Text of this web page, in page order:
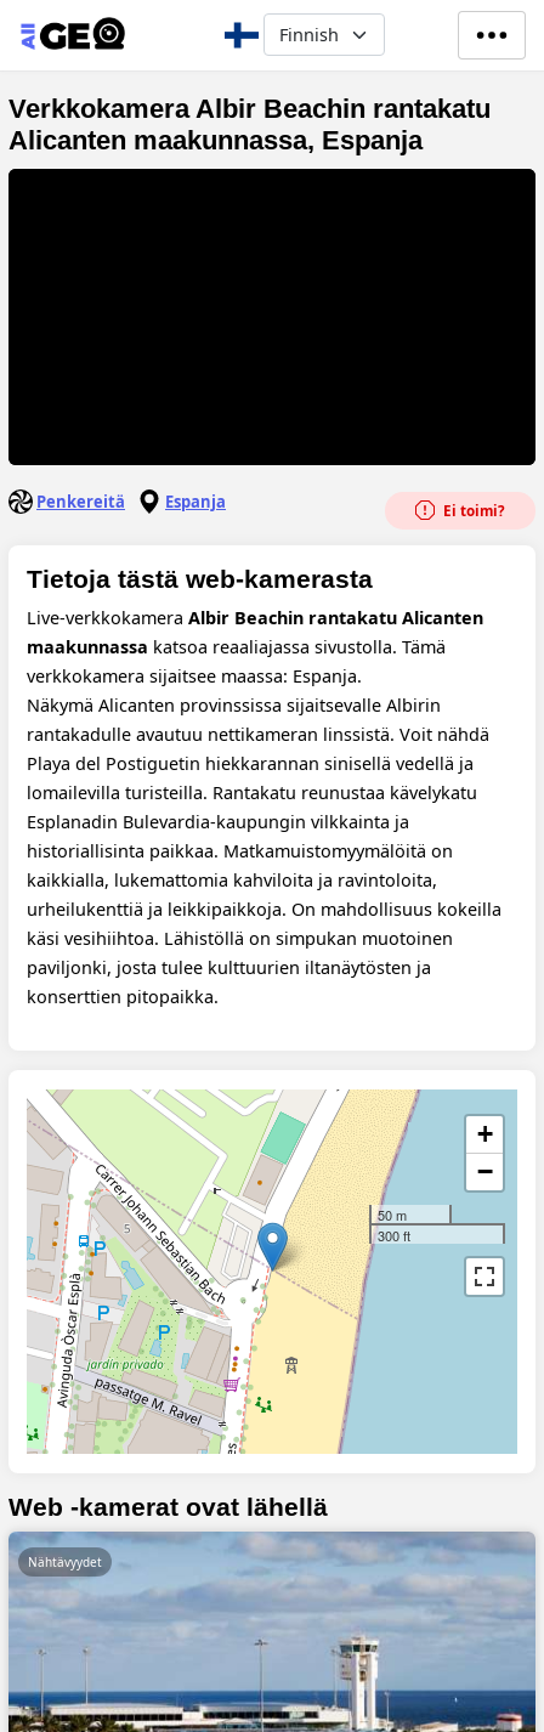
Hyppää pääsisältöön
Select your language
Verkkokamera Albir Beachin rantakatu
Alicanten maakunnassa, Espanja
Penkereitä Espanja Ei toimi?
Tietoja tästä web-kamerasta
Live-verkkokamera Albir Beachin rantakatu Alicanten
maakunnassa katsoa reaaliajassa sivustolla. Tämä
verkkokamera sijaitsee maassa: Espanja.
Näkymä Alicanten provinssissa sijaitsevalle Albirin
rantakadulle avautuu nettikameran linssistä. Voit nähdä
Playa del Postiguetin hiekkarannan sinisellä vedellä ja
lomailevilla turisteilla. Rantakatu reunustaa kävelykatu
Esplanadin Bulevardia-kaupungin vilkkainta ja
historiallisinta paikkaa. Matkamuistomyymälöitä on
kaikkialla, lukemattomia kahviloita ja ravintoloita,
urheilukenttiä ja leikkipaikkoja. On mahdollisuus kokeilla
käsi vesihiihtoa. Lähistöllä on simpukan muotoinen
paviljonki, josta tulee kulttuurien iltanäytösten ja
konserttien pitopaikka.
+
−
50 m
300 ft
Web -kamerat ovat lähellä
Nähtävyydet